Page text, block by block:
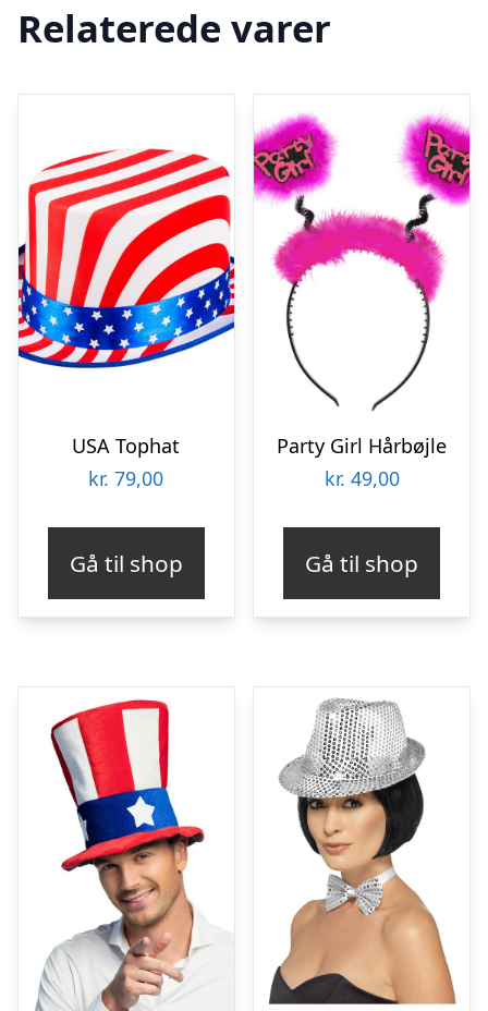
Relaterede varer
USA Tophat
kr. 79,00
Gå til shop
Party Girl Hårbøjle
kr. 49,00
Gå til shop